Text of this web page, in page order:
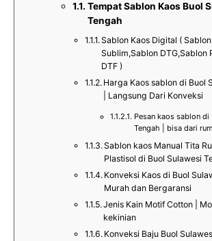
Tempat Sablon Kaos Buol
Tengah
Sablon Kaos Digital (
Sublim,Sablon DTG,Sablon
DTF )
Harga Kaos sablon di Buol
| Langsung Dari Konveksi
Pesan kaos sablon di
Tengah | bisa dari
Sablon kaos Manual Tita
Plastisol di Buol Sulawesi
Konveksi Kaos di Buol
Murah dan Bergaransi
Jenis Kain Motif Cotton |
kekinian
Konveksi Baju Buol